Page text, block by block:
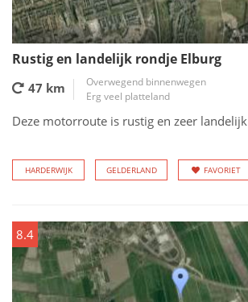
Rustig en landelijk rondje Elburg
47 km
Overwegend binnenwegen
Erg veel platteland
Deze motorroute is rustig en zeer landelijk
HARDERWIJK GELDERLAND FAVORIET
8.4